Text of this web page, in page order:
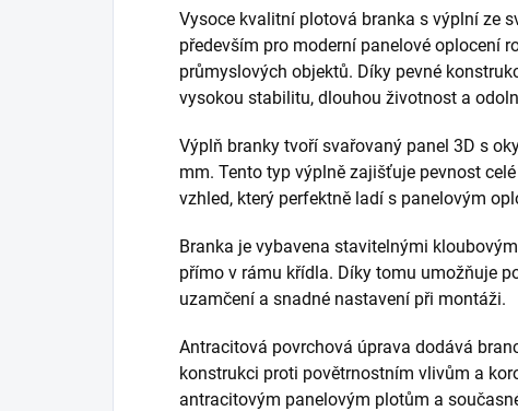
Vysoce kvalitní plotová branka s výplní ze
především pro moderní panelové oplocení
průmyslových objektů. Díky pevné
vysokou stabilitu, dlouhou životnost a
Výplň branky tvoří svařovaný panel 3D s
mm. Tento typ výplně zajišťuje pevnost
vzhled, který perfektně ladí s panelovým
Branka je vybavena stavitelnými
přímo v rámu křídla. Díky tomu umožňuje
uzamčení a snadné nastavení při montáži.
Antracitová povrchová úprava dodává
konstrukci proti povětrnostním vlivům a
antracitovým panelovým plotům a